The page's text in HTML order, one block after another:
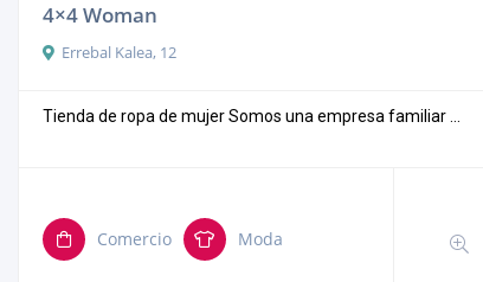
4×4 Woman
Errebal Kalea, 12
Tienda de ropa de mujer Somos una empresa familiar ...
Comercio Moda